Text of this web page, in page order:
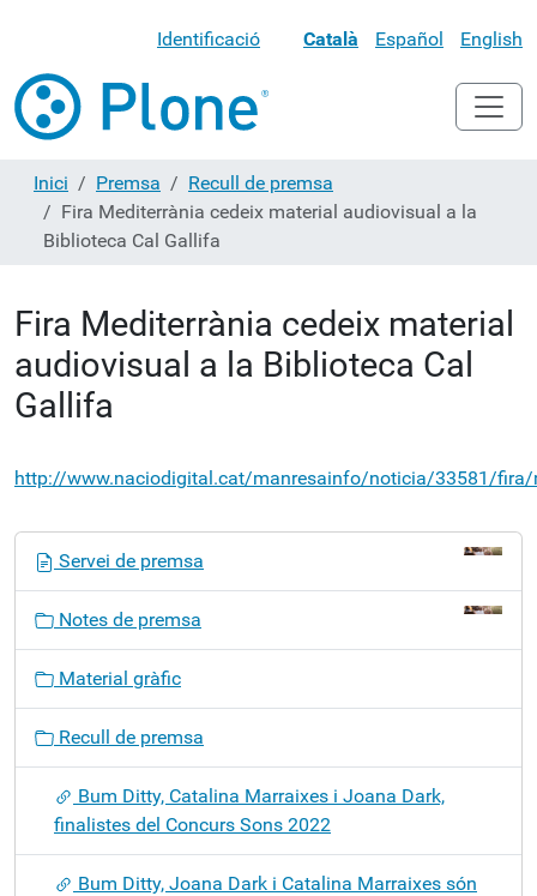
Identificació Català Español English
Inici Premsa
Recull de premsa
Fira Mediterrània cedeix material audiovisual a la
Biblioteca Cal Gallifa
Fira Mediterrània cedeix material
audiovisual a la Biblioteca Cal
Gallifa
http://www.naciodigital.cat/manresainfo/noticia/33581/
ó
Servei de premsa
Notes de premsa
Material gràfic
Recull de premsa
Bum Ditty, Catalina Marraixes i Joana Dark,
finalistes del Concurs Sons 2022
Bum Ditty, Joana Dark i Catalina Marraixes són